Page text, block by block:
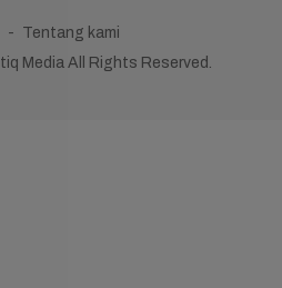
Tentang kami
Media All Rights Reserved.